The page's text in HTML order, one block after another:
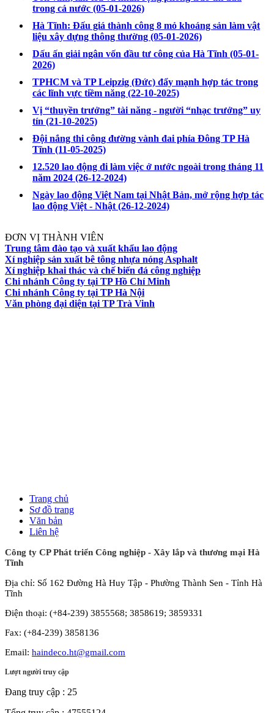
trong cả nước (05-01-2026)
Hà Tĩnh: Đấu giá thành công 8 mỏ khoáng sản làm vật
liệu xây dựng thông thường (05-01-2026)
Dấu ấn giải ngân vốn đầu tư công của Hà Tĩnh (05-01-
2026)
TPHCM và TP Leipzig (Đức) đẩy mạnh hợp tác trong
các lĩnh vực tiềm năng (22-10-2025)
Vị “thuyền trưởng” tài năng - người “nhạc trưởng” uy
tín (21-10-2025)
Đội nắng thi công đường vành đai phía Đông TP Hà
Tĩnh (11-05-2025)
12.520 lao động đi làm việc ở nước ngoài trong tháng 11
năm 2024 (26-12-2024)
Ngày lao động Việt Nam tại Nhật Bản, mở rộng hợp tác
lao động Việt - Nhật (26-12-2024)
ĐƠN VỊ THÀNH VIÊN
Trung tâm đào tạo và xuất khẩu lao động
Xí nghiệp sản xuất bê tông nhựa nóng Asphalt
Xí nghiệp khai thác và chế biến đá công nghiệp
Chi nhánh Công ty tại TP Hồ Chí Minh
Chi nhánh Công ty tại TP Hà Nội
Văn phòng đại diện tại TP Trà Vinh
Trang chủ
Sơ đồ trang
Văn bản
Liên hệ
Công ty CP Phát triển Công nghiệp - Xây lắp và thương mại Hà
Tĩnh
Địa chỉ: Số 162 Đường Hà Huy Tập - Phường Thành Sen - Tỉnh Hà
Tĩnh
Điện thoại: (+84-239) 3855568; 3858619; 3859331
Fax: (+84-239) 3858136
Email: haindeco.ht@gmail.com
Lượt người truy cập
Đang truy cập : 25